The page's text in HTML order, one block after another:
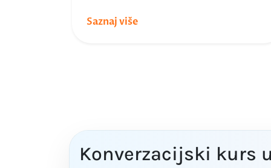
Saznaj više
Konverzacijski kurs